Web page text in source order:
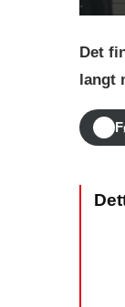
Det
langt